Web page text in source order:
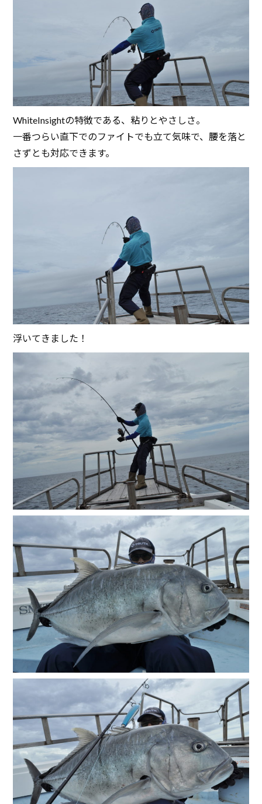
WhiteInsightの特徴である、粘りとやさしさ。
一番つらい直下でのファイトでも立て気味で、腰を落と
さずとも対応できます。
浮いてきました！